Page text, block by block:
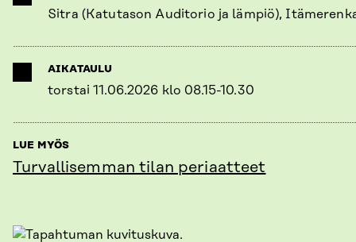
Sitra (Katutason Auditorio ja lämpiö),
AIKATAULU
torstai 11.06.2026 klo 08.15-10.30
LUE MYÖS
Turvallisemman tilan periaatteet